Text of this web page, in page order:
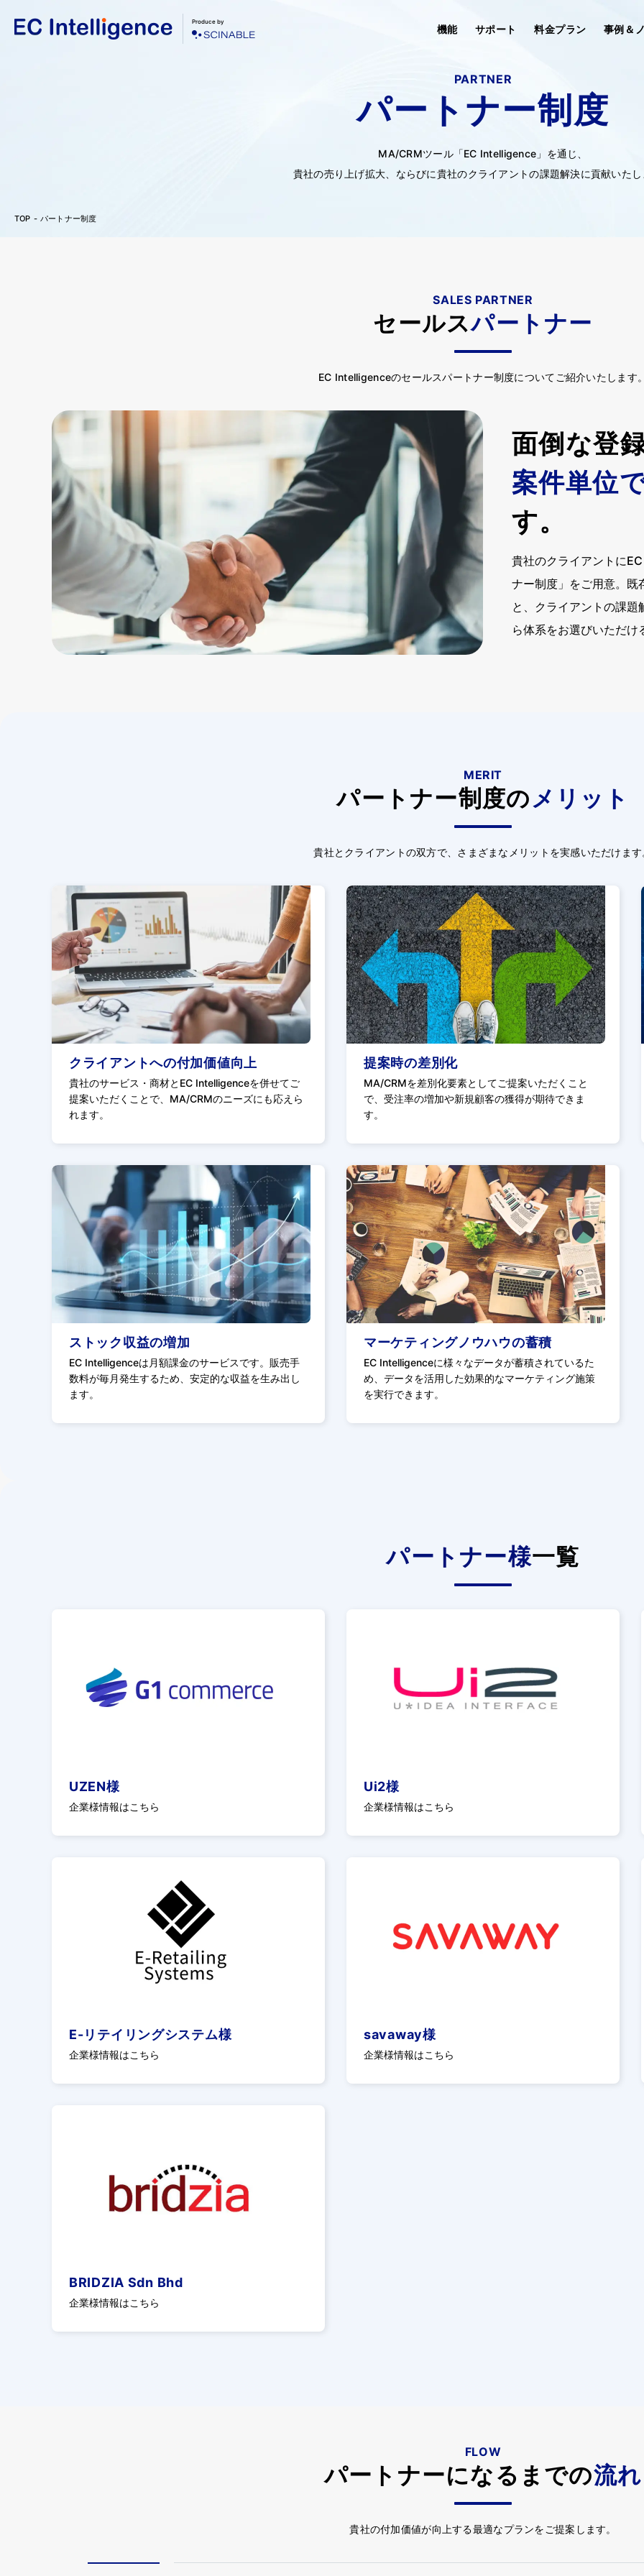
Produce by
機能 サポート 料金プラン 事例＆
PARTNER
パートナー制度
MA/CRMツール「EC Intelligence」を通じ、
貴社の売り上げ拡大、ならびに貴社のクライアントの課題解決に貢献いた
TOP パートナー制度
SALES PARTNER
セールスパートナー
EC Intelligenceのセールスパートナー制度についてご紹介いたします
面倒な登
案件単位
す。
貴社のクライアントに
ナー制度」をご用意。既
と、クライアントの課
ら体系をお選びいただ
MERIT
パートナー制度のメリット
貴社とクライアントの双方で、さまざまなメリットを実感いただけま
クライアントへの付加価値向上
貴社のサービス・商材とEC Intelligenceを併せてご
提案いただくことで、MA/CRMのニーズにも応えら
れます。
提案時の差別化
MA/CRMを差別化要素としてご提案いただくこと
で、受注率の増加や新規顧客の獲得が期待できま
す。
ストック収益の増加
EC Intelligenceは月額課金のサービスです。販売手
数料が毎月発生するため、安定的な収益を生み出し
ます。
マーケティングノウハウの蓄積
EC Intelligenceに様々なデータが蓄積されているた
め、データを活用した効果的なマーケティング施策
を実行できます。
パートナー様一覧
UZEN様
企業様情報はこちら
Ui2様
企業様情報はこちら
E-リテイリングシステム様
企業様情報はこちら
savaway様
企業様情報はこちら
BRIDZIA Sdn Bhd
企業様情報はこちら
FLOW
パートナーになるまでの流れ
貴社の付加価値が向上する最適なプランをご提案します。